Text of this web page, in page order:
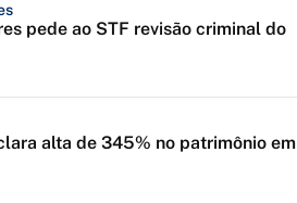
pede ao STF revisão criminal do
alta de 345% no patrimônio em